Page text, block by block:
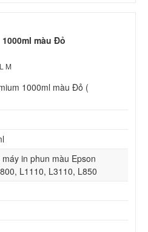
màu Đỏ
M
1000ml màu Đỏ (
in phun màu Epson
L1110, L3110, L850